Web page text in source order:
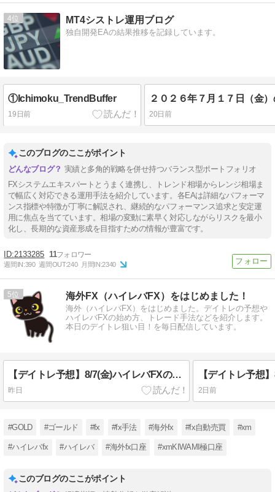
4 MT4シストレ運用ブログ
独自開発EAの結果推移を記録しています。
①Ichimoku_TrendBuffer
19日前 20日前
このブログのここがポイント
実績と多角的戦略を併せ持つバランス型ポートフォリオ
FXシステムエキスパートとうまく連携し、トレンド相場からレンジ相場ま
で幅広く対応できる運用手法を紹介しています。各EAは詳細なパフォーマ
ンス指標や特徴が丁寧に解説され、継続的なパフォーマンス追求と安定運
用に焦点を当てています。相場の変動に素早く対応しながらリスクを最小
化し、長期的な資産形成を目指すための情報が豊富です。
2133285 11
週間IN:390 週間OUT:240 月間IN:2340
5 海外FX（ハイレバFX）をはじめました！
海外（ハイレバFX）をはじめました。デイトレの予想や
ハイレバFXの始め方、トレード手法などを紹介します。
本日のデイトレ狙い目！を毎日配信しています。
【デイトレ予想】8/7(金)ハイレバFXの狙い目！
昨日 2日前
#GOLD #ゴールド #fx #fx手法 #海外fx #fx自動売買 #xm
#ハイレバfx #ハイレバ #海外fx口座 #xmKIWAMI極口座
このブログのここがポイント